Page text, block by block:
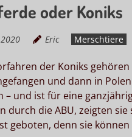
oder Koniks
Eric Merschtiere
der Koniks
und dann in
– und ist für eine
durch die ABU, zeigten
geboten, denn sie